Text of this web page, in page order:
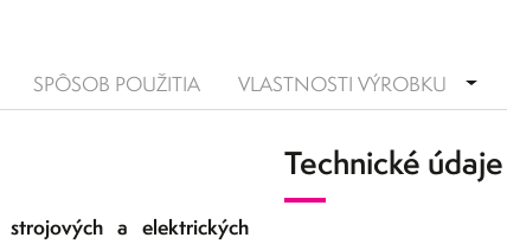
SPÔSOB POUŽITIA VLASTNOSTI VÝROBKU
a elektrických
Technické údaje